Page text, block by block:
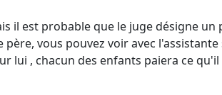
il est probable que le juge désigne un
vous pouvez voir avec
lui , chacun des enfants paiera ce